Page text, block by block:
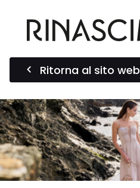
Ritorna al sito web